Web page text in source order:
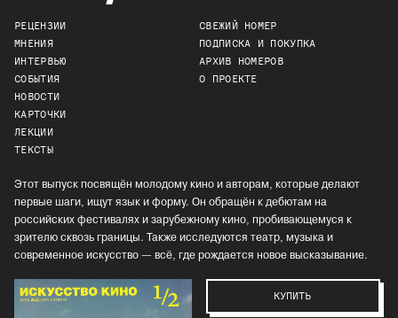
РЕЦЕНЗИИ
МНЕНИЯ
ИНТЕРВЬЮ
СОБЫТИЯ
НОВОСТИ
КАРТОЧКИ
ЛЕКЦИИ
ТЕКСТЫ
СВЕЖИЙ НОМЕР
ПОДПИСКА И ПОКУПКА
АРХИВ НОМЕРОВ
О ПРОЕКТЕ
Этот выпуск посвящён молодому кино и авторам, которые делают
первые шаги, ищут язык и форму. Он обращён к дебютам на
российских фестивалях и зарубежному кино, пробивающемуся к
зрителю сквозь границы. Также исследуются театр, музыка и
современное искусство — всё, где рождается новое высказывание.
КУПИТЬ